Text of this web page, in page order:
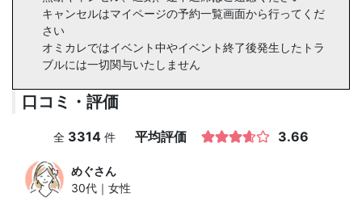
キャンセルはマイページの予約一覧画面から行ってくだ
さい
オミカレではイベント中やイベント終了後発生したトラ
ブルには一切関与いたしません
口コミ・評価
全 3314 件 平均評価 3.66
めぐさん
30代｜女性